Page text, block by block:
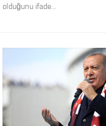
olduğunu ifade...